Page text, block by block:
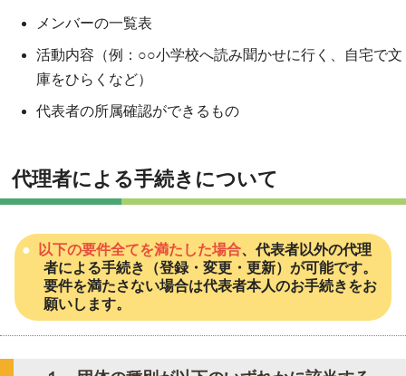
メンバーの一覧表
活動内容（例：○○小学校へ読み聞かせに行く、自宅で文
庫をひらくなど）
代表者の所属確認ができるもの
代理者による手続きについて
以下の要件全てを満たした場合、代表者以外の代理
者による手続き（登録・変更・更新）が可能です。
要件を満たさない場合は代表者本人のお手続きをお
願いします。